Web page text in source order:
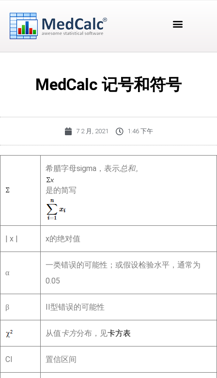
MedCalc 记号和符号
7 2 月, 2021 1:46 下午
希腊字母sigma，表示总和。
是的简写
| x | x的绝对值
α
一类错误的可能性；或假设检验水平，通常为
0.05
β II型错误的可能性
从值卡方分布，见卡方表
CI 置信区间